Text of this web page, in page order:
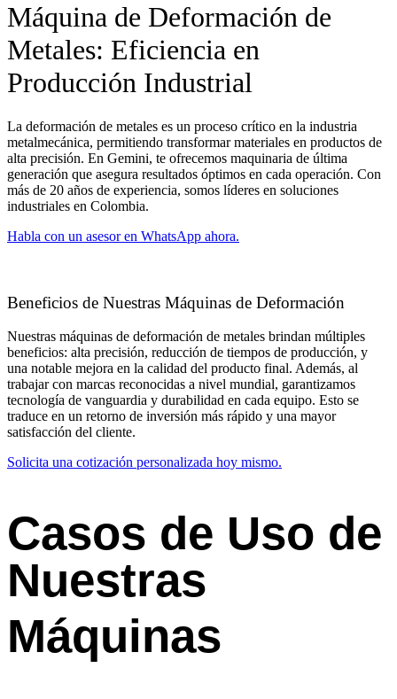
Máquina de Deformación de
Metales: Eficiencia en
Producción Industrial
La deformación de metales es un proceso crítico en la industria
metalmecánica, permitiendo transformar materiales en productos de
alta precisión. En Gemini, te ofrecemos maquinaria de última
generación que asegura resultados óptimos en cada operación. Con
más de 20 años de experiencia, somos líderes en soluciones
industriales en Colombia.
Habla con un asesor en WhatsApp ahora.
Beneficios de Nuestras Máquinas de Deformación
Nuestras máquinas de deformación de metales brindan múltiples
beneficios: alta precisión, reducción de tiempos de producción, y
una notable mejora en la calidad del producto final. Además, al
trabajar con marcas reconocidas a nivel mundial, garantizamos
tecnología de vanguardia y durabilidad en cada equipo. Esto se
traduce en un retorno de inversión más rápido y una mayor
satisfacción del cliente.
Solicita una cotización personalizada hoy mismo.
Casos de Uso de
Nuestras
Máquinas